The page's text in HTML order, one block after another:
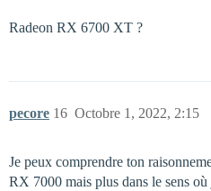
Radeon RX 6700 XT ?
pecore Octobre 1, 2022, 2:15
16
Je peux comprendre ton
RX 7000 mais plus dans le sens